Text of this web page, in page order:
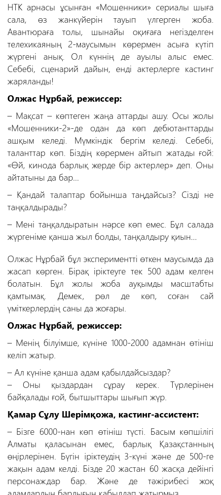
НТК арнасы ұсынған «Мошенники» сериалы шыға
сала, өз жанкүйерін тауып үлгерген жоба.
Авантюраға толы, шынайы оқиғаға негізделген
телехикаяның 2-маусымын көрермен асыға күтіп
жүргені анық. Ол күннің де ауылы алыс емес.
Себебі, сценарий дайын, енді актерлерге кастинг
жаряланды!
Олжас Нұрбай, режиссер:
– Мақсат – көптеген жаңа аттарды ашу. Осы жолы
«Мошенники-2»-де одан да көп дебютанттарды
ашқым келеді. Мүмкіндік бергім келеді. Себебі,
таланттар көп. Біздің көрермен айтып жатады ғой:
«Өй, кинода барлық жерде бір актерлер» деп. Оны
айтатыны да бар…
– Қандай талаптар бойынша таңдайсыз? Сізді не
таңқалдырады?
– Мені таңқалдыратын нәрсе көп емес. Бұл салада
жүргеніме қанша жыл болды, таңқалдыру қиын…
Олжас Нұрбай бұл экспериментті өткен маусымда да
жасап көрген. Бірақ іріктеуге тек 500 адам келген
болатын. Бұл жолы жоба ауқымды масштабты
қамтымақ. Демек, рөл де көп, соған сай
үміткерлердің саны да жоғары.
Олжас Нұрбай, режиссер:
– Менің білуімше, күніне 1000-2000 адамнан өтініш
келіп жатыр.
– Ал күніне қанша адам қабылдайсыздар?
– Оны қыздардан сұрау керек. Түрлерінен
байқалады ғой, бытшыттары шығып жүр.
Қамар Сұлу Шерімқожа, кастинг-ассистент:
– Бізге 6000-нан көп өтініш түсті. Басым көпшілігі
Алматы қаласынан емес, барлық Қазақстанның
өңірлерінен. Бүгін іріктеудің 3-күні және де 500-ге
жақын адам келді. Бізде 20 жастан 60 жасқа дейінгі
персонаждар бар. Және де тәжірибесі жоқ